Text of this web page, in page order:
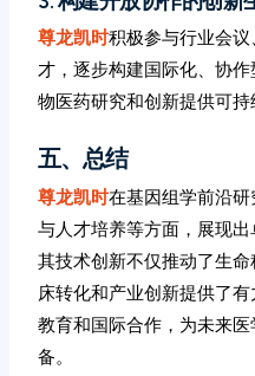
尊龙凯时积极参与行业会
才，逐步构建国际化、协
物医药研究和创新提供可持
五、总结
尊龙凯时在基因组学前沿
与人才培养等方面，展现出
其技术创新不仅推动了生
床转化和产业创新提供了
教育和国际合作，为未来
备。